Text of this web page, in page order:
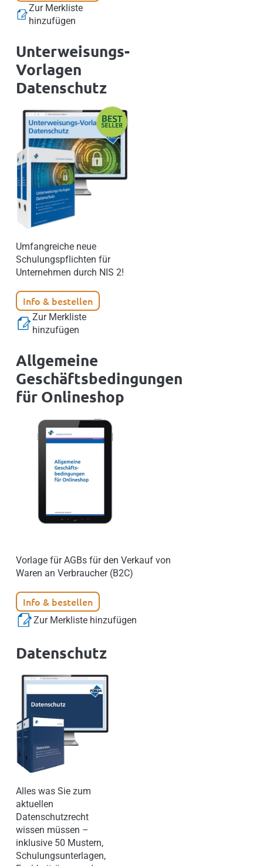
Zur Merkliste
hinzufügen
Unterweisungs-
Vorlagen
Datenschutz
Umfangreiche neue
Schulungspflichten für
Unternehmen durch NIS 2!
Info & bestellen
Zur Merkliste
hinzufügen
Allgemeine
Geschäftsbedingungen
für Onlineshop
Vorlage für AGBs für den Verkauf von
Waren an Verbraucher (B2C)
Info & bestellen
Zur Merkliste hinzufügen
Datenschutz
Alles was Sie zum
aktuellen
Datenschutzrecht
wissen müssen –
inklusive 50 Mustern,
Schulungsunterlagen,